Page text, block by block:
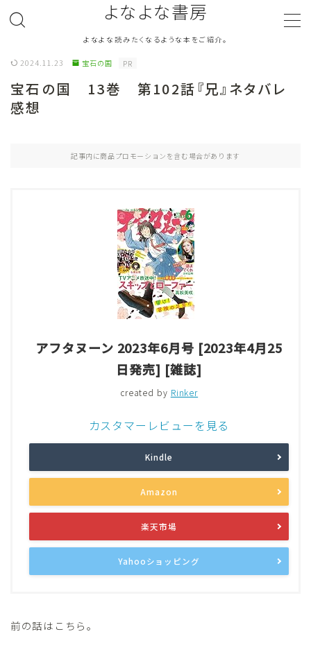
よなよな書房
よなよな読みたくなるような本をご紹介。
ジャンル Genre
Evaluation
読書をより楽しむ Good Reading
2024.11.23 宝石の国 PR
宝石の国 13巻 第102話『兄』ネタバレ
感想
記事内に商品プロモーションを含む場合があります
アフタヌーン 2023年6月号 [2023年4月25
日発売] [雑誌]
created by Rinker
カスタマーレビューを見る
Kindle
Amazon
楽天市場
Yahooショッピング
前の話はこちら。